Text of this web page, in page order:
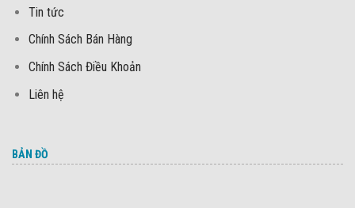
Tin tức
Chính Sách Bán Hàng
Chính Sách Điều Khoản
Liên hệ
BẢN ĐỒ